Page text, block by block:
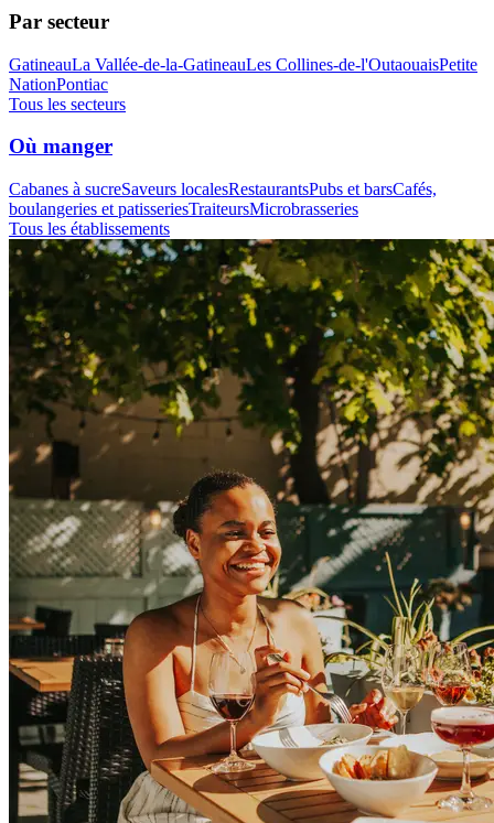
Par secteur
GatineauLa Vallée-de-la-GatineauLes Collines-de-l'OutaouaisPetite
NationPontiac
Tous les secteurs
Où manger
Cabanes à sucreSaveurs localesRestaurantsPubs et barsCafés,
boulangeries et patisseriesTraiteursMicrobrasseries
Tous les établissements